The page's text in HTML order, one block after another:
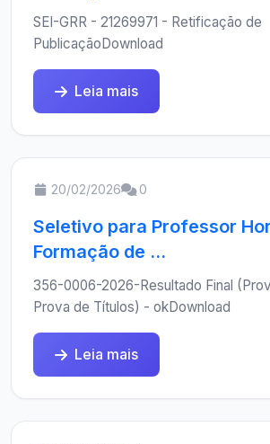
SEI-GRR - 21269971 - Retificação de
PublicaçãoDownload
Leia mais
20/02/2026 0
Seletivo para Professor
Formação de ...
356-0006-2026-Resultado Final
Prova de Títulos) - okDownload
Leia mais